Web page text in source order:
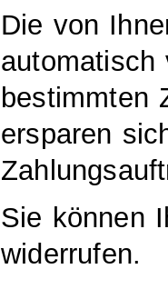
Die von
bestimmten
ersparen
Sie können
widerrufen.